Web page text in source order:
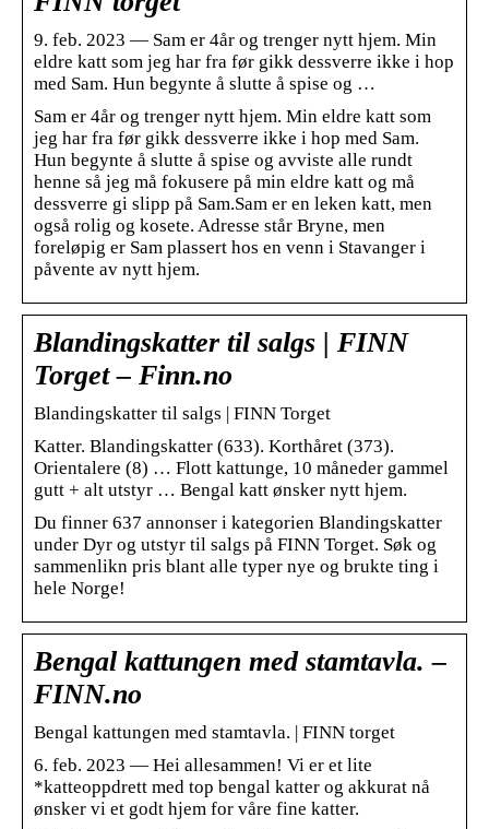
9. feb. 2023 — Sam er 4år og trenger nytt hjem. Min
eldre katt som jeg har fra før gikk dessverre ikke i hop
med Sam. Hun begynte å slutte å spise og …
Sam er 4år og trenger nytt hjem. Min eldre katt som
jeg har fra før gikk dessverre ikke i hop med Sam.
Hun begynte å slutte å spise og avviste alle rundt
henne så jeg må fokusere på min eldre katt og må
dessverre gi slipp på Sam.Sam er en leken katt, men
også rolig og kosete. Adresse står Bryne, men
foreløpig er Sam plassert hos en venn i Stavanger i
påvente av nytt hjem.
Blandingskatter til salgs | FINN
Torget – Finn.no
Blandingskatter til salgs | FINN Torget
Katter. Blandingskatter (633). Korthåret (373).
Orientalere (8) … Flott kattunge, 10 måneder gammel
gutt + alt utstyr … Bengal katt ønsker nytt hjem.
Du finner 637 annonser i kategorien Blandingskatter
under Dyr og utstyr til salgs på FINN Torget. Søk og
sammenlikn pris blant alle typer nye og brukte ting i
hele Norge!
Bengal kattungen med stamtavla. –
FINN.no
Bengal kattungen med stamtavla. | FINN torget
6. feb. 2023 — Hei allesammen! Vi er et lite
*katteoppdrett med top bengal katter og akkurat nå
ønsker vi et godt hjem for våre fine katter.